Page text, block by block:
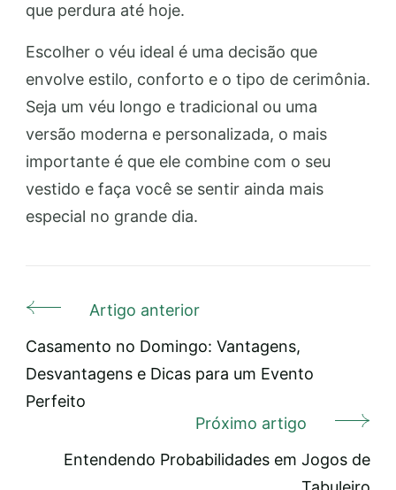
que perdura até hoje.
Escolher o véu ideal é uma decisão que
envolve estilo, conforto e o tipo de cerimônia.
Seja um véu longo e tradicional ou uma
versão moderna e personalizada, o mais
importante é que ele combine com o seu
vestido e faça você se sentir ainda mais
especial no grande dia.
Navegação
de
post
Artigo anterior
Casamento no Domingo: Vantagens,
Desvantagens e Dicas para um Evento
Perfeito
Próximo artigo
Entendendo Probabilidades em Jogos de